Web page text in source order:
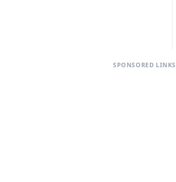
SPONSORED LINKS